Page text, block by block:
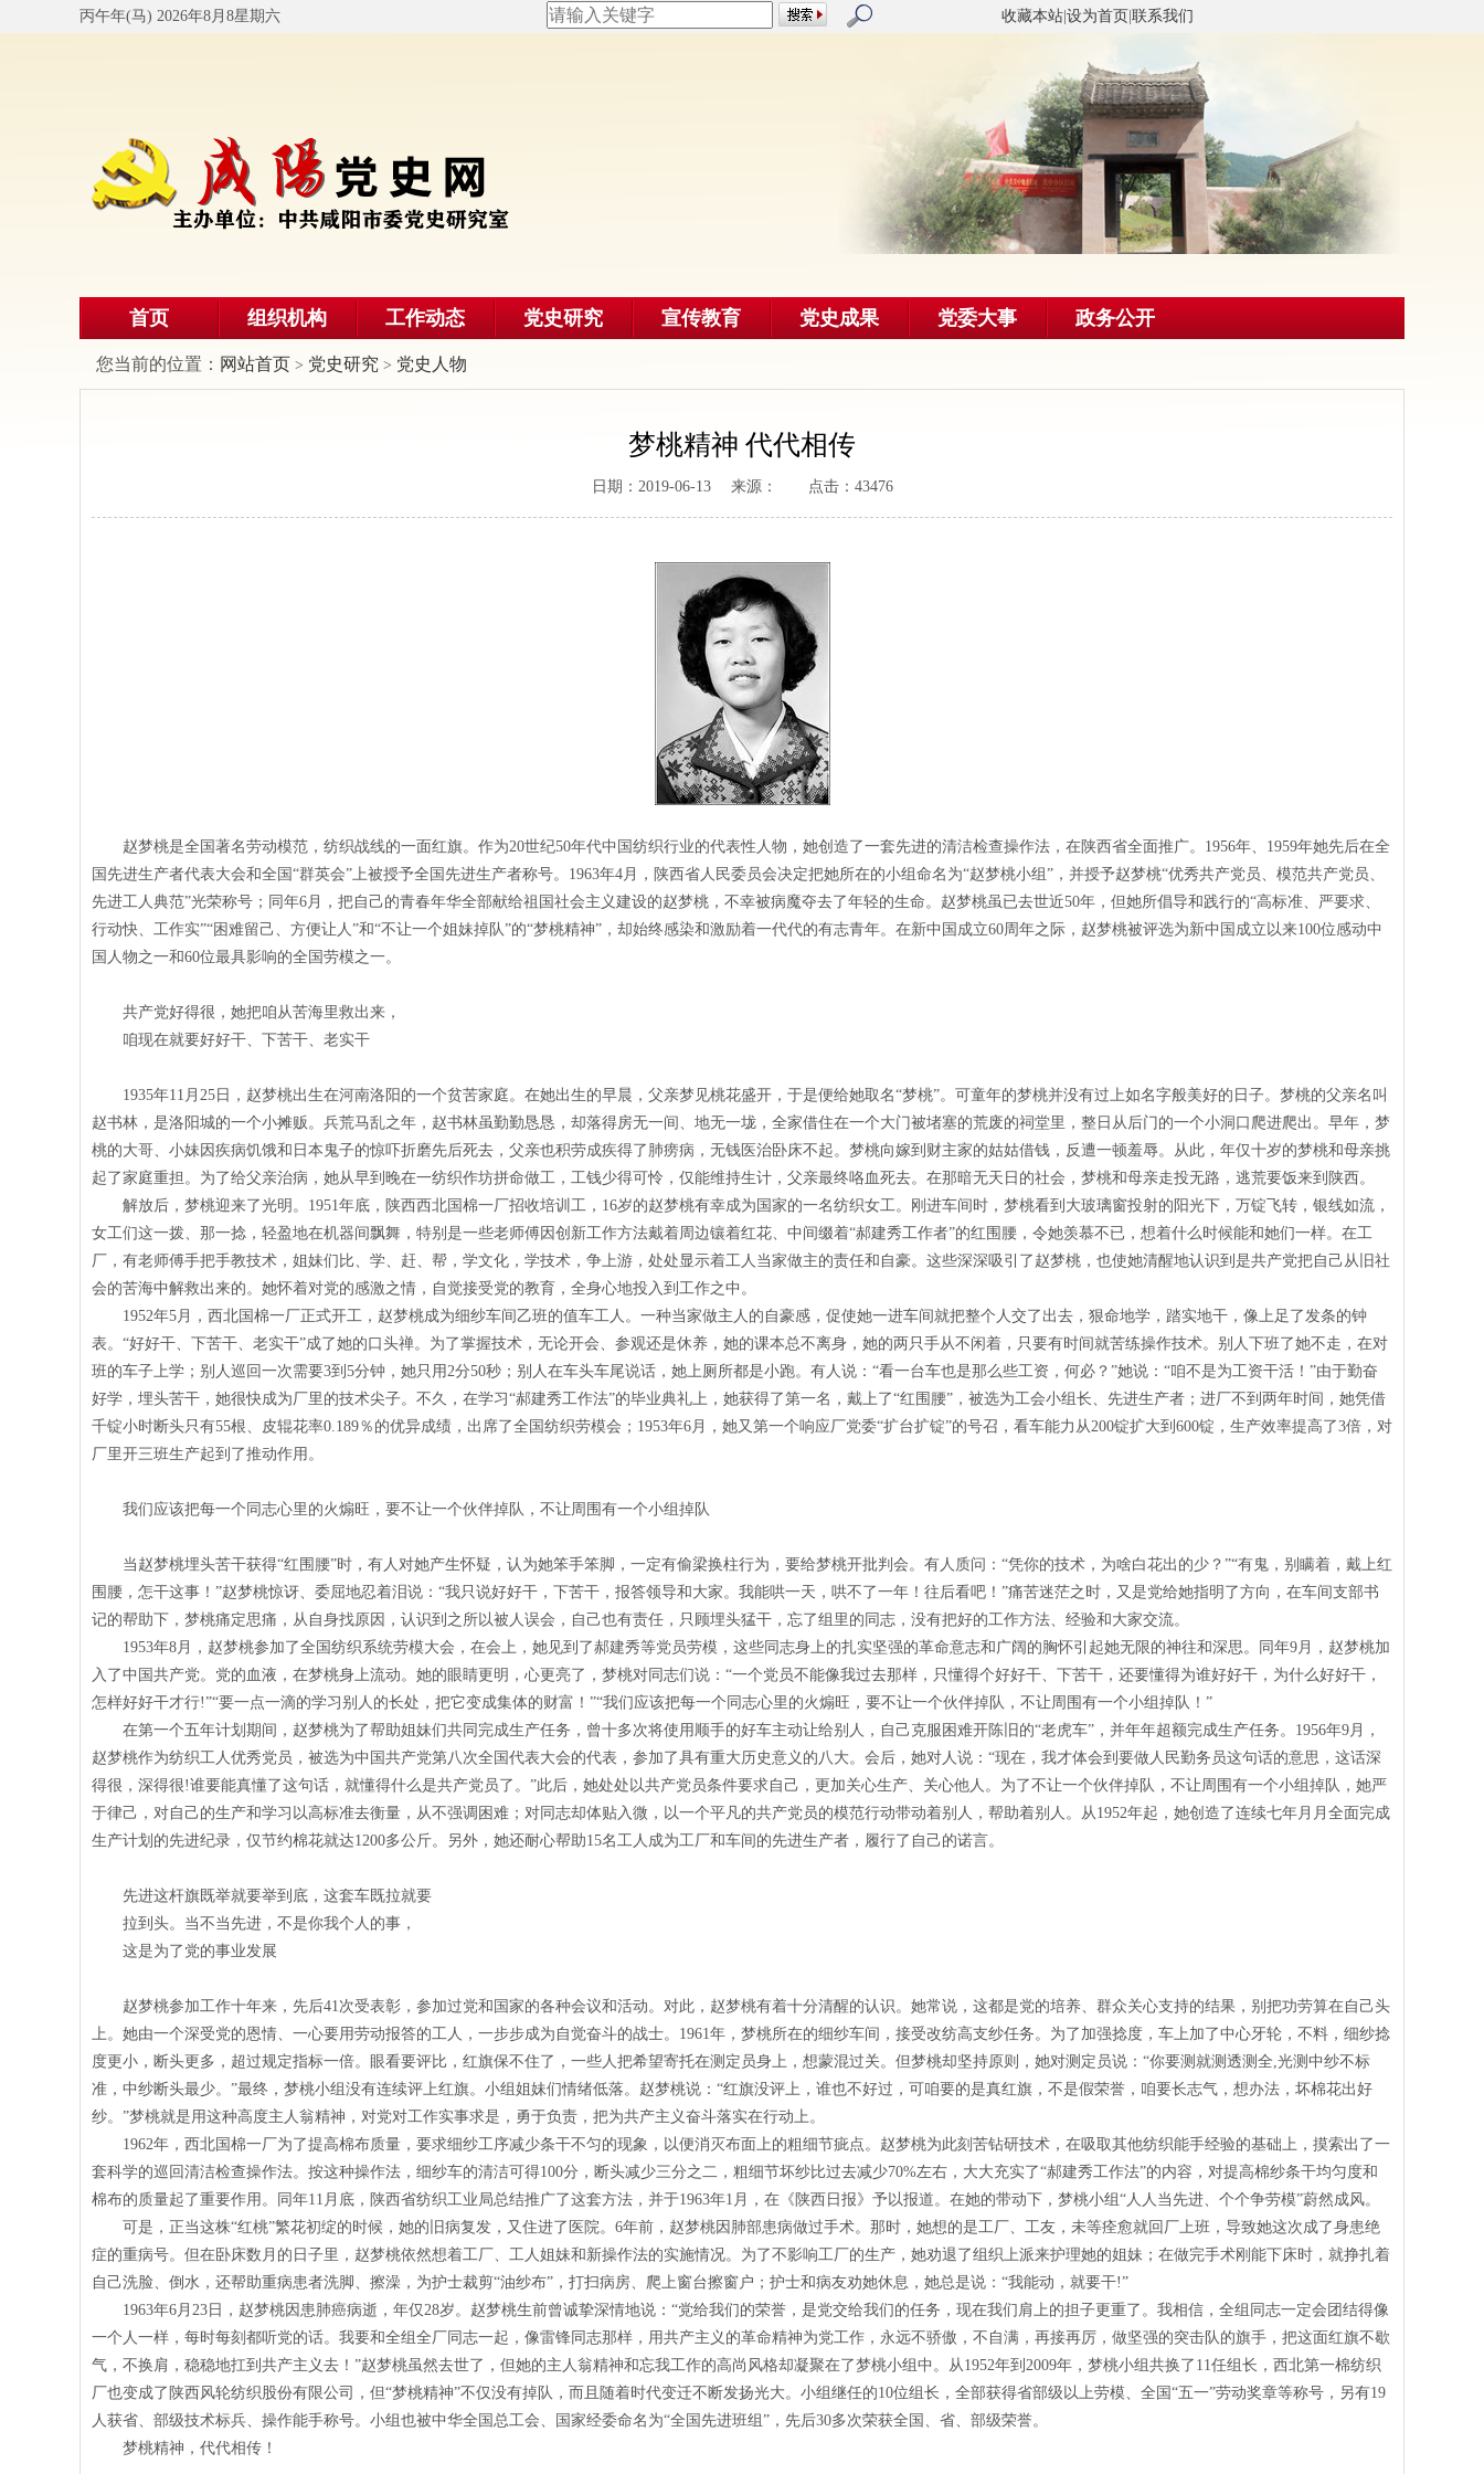
丙午年(马) 2026年8月8星期六 收藏本站 设为首页 联系我们
首页 组织机构 工作动态 党史研究 宣传教育 党史成果 党委大事 政务公开
您当前的位置： 网站首页 > 党史研究 > 党史人物
梦桃精神 代代相传
日期：2019-06-13 来源： 点击：43476
赵梦桃是全国著名劳动模范，纺织战线的一面红旗。作为20世纪50年代中国纺织行业的代表性人物，她创造了一套先进的清洁检查操作法，在陕西省全面推广。 1956年、 1959年她先后在全
国先进生产者代表大会和全国“群英会”上被授予全国先进生产者称号。 1963年4月，陕西省人民委员会决定把她所在的小组命名为“赵梦桃小组”，并授予赵梦桃“优秀共产党员、模范共产党员、
先进工人典范”光荣称号；同年6月，把自己的青春年华全部献给祖国社会主义建设的赵梦桃，不幸被病魔夺去了年轻的生命。赵梦桃虽已去世近50年，但她所倡导和践行的“高标准、严要求、
行动快、工作实”“困难留己、方便让人”和“不让一个姐妹掉队”的“梦桃精神”，却始终感染和激励着一代代的有志青年。在新中国成立60周年之际，赵梦桃被评选为新中国成立以来100位感动中
国人物之一和60位最具影响的全国劳模之一。
共产党好得很，她把咱从苦海里救出来，
咱现在就要好好干、下苦干、老实干
1935年11 月 25 日，赵梦桃出生在河南洛阳的一个贫苦家庭。在她出生的早晨，父亲梦见桃花盛开，于是便给她取名“梦桃”。可童年的梦桃并没有过上如名字般美好的日子。梦桃的父亲名叫
赵书林，是洛阳城的一个小摊贩。兵荒马乱之年，赵书林虽勤勤恳恳，却落得房无一间、地无一垅，全家借住在一个大门被堵塞的荒废的祠堂里，整日从后门的一个小洞口爬进爬出。早年，梦
桃的大哥、小妹因疾病饥饿和日本鬼子的惊吓折磨先后死去，父亲也积劳成疾得了肺痨病，无钱医治卧床不起。梦桃向嫁到财主家的姑姑借钱，反遭一顿羞辱。从此，年仅十岁的梦桃和母亲挑
起了家庭重担。为了给父亲治病，她从早到晚在一纺织作坊拼命做工，工钱少得可怜，仅能维持生计，父亲最终咯血死去。在那暗无天日的社会，梦桃和母亲走投无路，逃荒要饭来到陕西。
解放后，梦桃迎来了光明。 1951年底，陕西西北国棉一厂招收培训工， 16岁的赵梦桃有幸成为国家的一名纺织女工。刚进车间时，梦桃看到大玻璃窗投射的阳光下，万锭飞转，银线如流，
女工们这一拨、那一捻，轻盈地在机器间飘舞，特别是一些老师傅因创新工作方法戴着周边镶着红花、中间缀着“郝建秀工作者”的红围腰，令她羡慕不已，想着什么时候能和她们一样。在工
厂，有老师傅手把手教技术，姐妹们比、学、赶、帮，学文化，学技术，争上游，处处显示着工人当家做主的责任和自豪。这些深深吸引了赵梦桃，也使她清醒地认识到是共产党把自己从旧社
会的苦海中解救出来的。她怀着对党的感激之情，自觉接受党的教育，全身心地投入到工作之中。
1952年5月，西北国棉一厂正式开工，赵梦桃成为细纱车间乙班的值车工人。一种当家做主人的自豪感，促使她一进车间就把整个人交了出去，狠命地学，踏实地干，像上足了发条的钟
表。“好好干、下苦干、老实干”成了她的口头禅。为了掌握技术，无论开会、参观还是休养，她的课本总不离身，她的两只手从不闲着，只要有时间就苦练操作技术。别人下班了她不走，在对
班的车子上学；别人巡回一次需要3到 5分钟，她只用2分50秒；别人在车头车尾说话，她上厕所都是小跑。有人说：“看一台车也是那么些工资，何必？”她说：“咱不是为工资干活！”由于勤奋
好学，埋头苦干，她很快成为厂里的技术尖子。不久，在学习“郝建秀工作法”的毕业典礼上，她获得了第一名，戴上了“红围腰”，被选为工会小组长、先进生产者；进厂不到两年时间，她凭借
千锭小时断头只有55根、皮辊花率0.189％的优异成绩，出席了全国纺织劳模会； 1953年6月，她又第一个响应厂党委“扩台扩锭”的号召，看车能力从200锭扩大到 600锭，生产效率提高了3倍，对
厂里开三班生产起到了推动作用。
我们应该把每一个同志心里的火煽旺，要不让一个伙伴掉队，不让周围有一个小组掉队
当赵梦桃埋头苦干获得“红围腰”时，有人对她产生怀疑，认为她笨手笨脚，一定有偷梁换柱行为，要给梦桃开批判会。有人质问：“凭你的技术，为啥白花出的少？”“有鬼，别瞒着，戴上红
围腰，怎干这事！”赵梦桃惊讶、委屈地忍着泪说：“我只说好好干，下苦干，报答领导和大家。我能哄一天，哄不了一年！往后看吧！”痛苦迷茫之时，又是党给她指明了方向，在车间支部书
记的帮助下，梦桃痛定思痛，从自身找原因，认识到之所以被人误会，自己也有责任，只顾埋头猛干，忘了组里的同志，没有把好的工作方法、经验和大家交流。
1953年8月，赵梦桃参加了全国纺织系统劳模大会，在会上，她见到了郝建秀等党员劳模，这些同志身上的扎实坚强的革命意志和广阔的胸怀引起她无限的神往和深思。同年9月，赵梦桃加
入了中国共产党。党的血液，在梦桃身上流动。她的眼睛更明，心更亮了，梦桃对同志们说：“一个党员不能像我过去那样，只懂得个好好干、下苦干，还要懂得为谁好好干，为什么好好干，
怎样好好干才行!”“要一点一滴的学习别人的长处，把它变成集体的财富！”“我们应该把每一个同志心里的火煽旺，要不让一个伙伴掉队，不让周围有一个小组掉队！”
在第一个五年计划期间，赵梦桃为了帮助姐妹们共同完成生产任务，曾十多次将使用顺手的好车主动让给别人，自己克服困难开陈旧的“老虎车”，并年年超额完成生产任务。 1956年9月，
赵梦桃作为纺织工人优秀党员，被选为中国共产党第八次全国代表大会的代表，参加了具有重大历史意义的八大。会后，她对人说：“现在，我才体会到要做人民勤务员这句话的意思，这话深
得很，深得很!谁要能真懂了这句话，就懂得什么是共产党员了。”此后，她处处以共产党员条件要求自己，更加关心生产、关心他人。为了不让一个伙伴掉队，不让周围有一个小组掉队，她严
于律己，对自己的生产和学习以高标准去衡量，从不强调困难；对同志却体贴入微，以一个平凡的共产党员的模范行动带动着别人，帮助着别人。从1952年起，她创造了连续七年月月全面完成
生产计划的先进纪录，仅节约棉花就达1200多公斤。另外，她还耐心帮助15名工人成为工厂和车间的先进生产者，履行了自己的诺言。
先进这杆旗既举就要举到底，这套车既拉就要
拉到头。当不当先进，不是你我个人的事，
这是为了党的事业发展
赵梦桃参加工作十年来，先后41次受表彰，参加过党和国家的各种会议和活动。对此，赵梦桃有着十分清醒的认识。她常说，这都是党的培养、群众关心支持的结果，别把功劳算在自己头
上。她由一个深受党的恩情、一心要用劳动报答的工人，一步步成为自觉奋斗的战士。 1961年，梦桃所在的细纱车间，接受改纺高支纱任务。为了加强捻度，车上加了中心牙轮，不料，细纱捻
度更小，断头更多，超过规定指标一倍。眼看要评比，红旗保不住了，一些人把希望寄托在测定员身上，想蒙混过关。但梦桃却坚持原则，她对测定员说：“你要测就测透测全,光测中纱不标
准，中纱断头最少。”最终，梦桃小组没有连续评上红旗。小组姐妹们情绪低落。赵梦桃说：“红旗没评上，谁也不好过，可咱要的是真红旗，不是假荣誉，咱要长志气，想办法，坏棉花出好
纱。”梦桃就是用这种高度主人翁精神，对党对工作实事求是，勇于负责，把为共产主义奋斗落实在行动上。
1962年，西北国棉一厂为了提高棉布质量，要求细纱工序减少条干不匀的现象，以便消灭布面上的粗细节疵点。赵梦桃为此刻苦钻研技术，在吸取其他纺织能手经验的基础上，摸索出了一
套科学的巡回清洁检查操作法。按这种操作法，细纱车的清洁可得100分，断头减少三分之二，粗细节坏纱比过去减少70%左右，大大充实了“郝建秀工作法”的内容，对提高棉纱条干均匀度和
棉布的质量起了重要作用。同年11 月底，陕西省纺织工业局总结推广了这套方法，并于1963年1 月，在《陕西日报》予以报道。在她的带动下，梦桃小组“人人当先进、个个争劳模”蔚然成风。
可是，正当这株“红桃”繁花初绽的时候，她的旧病复发，又住进了医院。 6年前，赵梦桃因肺部患病做过手术。那时，她想的是工厂、工友，未等痊愈就回厂上班，导致她这次成了身患绝
症的重病号。但在卧床数月的日子里，赵梦桃依然想着工厂、工人姐妹和新操作法的实施情况。为了不影响工厂的生产，她劝退了组织上派来护理她的姐妹；在做完手术刚能下床时，就挣扎着
自己洗脸、倒水，还帮助重病患者洗脚、擦澡，为护士裁剪“油纱布”，打扫病房、爬上窗台擦窗户；护士和病友劝她休息，她总是说：“我能动，就要干!”
1963年6月 23 日，赵梦桃因患肺癌病逝，年仅28岁。赵梦桃生前曾诚挚深情地说：“党给我们的荣誉，是党交给我们的任务，现在我们肩上的担子更重了。我相信，全组同志一定会团结得像
一个人一样，每时每刻都听党的话。我要和全组全厂同志一起，像雷锋同志那样，用共产主义的革命精神为党工作，永远不骄傲，不自满，再接再厉，做坚强的突击队的旗手，把这面红旗不歇
气，不换肩，稳稳地扛到共产主义去！”赵梦桃虽然去世了，但她的主人翁精神和忘我工作的高尚风格却凝聚在了梦桃小组中。从1952年到 2009年，梦桃小组共换了 11任组长，西北第一棉纺织
厂也变成了陕西风轮纺织股份有限公司，但“梦桃精神”不仅没有掉队，而且随着时代变迁不断发扬光大。小组继任的10位组长，全部获得省部级以上劳模、全国“五一”劳动奖章等称号，另有19
人获省、部级技术标兵、操作能手称号。小组也被中华全国总工会、国家经委命名为“全国先进班组”，先后30多次荣获全国、省、部级荣誉。
梦桃精神，代代相传！